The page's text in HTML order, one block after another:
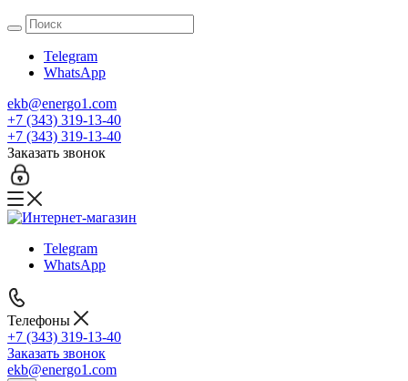
Telegram
WhatsApp
ekb@energo1.com
+7 (343) 319-13-40
+7 (343) 319-13-40
Заказать звонок
Telegram
WhatsApp
Телефоны
+7 (343) 319-13-40
Заказать звонок
ekb@energo1.com